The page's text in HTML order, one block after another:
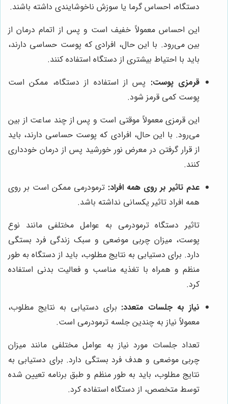
دستگاه، احساس گرما یا سوزش ناخوشایندی داشته باشند.
این احساس معمولاً خفیف است و پس از اتمام درمان از
بین می‌رود. با این حال، افرادی که پوست حساسی دارند،
باید با احتیاط بیشتری از دستگاه استفاده کنند.
قرمزی پوست: پس از استفاده از دستگاه، ممکن است
پوست کمی قرمز شود.
این قرمزی معمولاً موقتی است و پس از چند ساعت از بین
می‌رود. با این حال، افرادی که پوست حساسی دارند، باید
از قرار گرفتن در معرض نور خورشید پس از درمان خودداری
کنند.
عدم تاثیر بر روی همه افراد: ترمودرمی ممکن است بر روی
همه افراد تاثیر یکسانی نداشته باشد.
تاثیر دستگاه ترمودرمی به عوامل مختلفی مانند نوع
پوست، میزان چربی موضعی و سبک زندگی فرد بستگی
دارد. برای دستیابی به نتایج مطلوب، باید از دستگاه به طور
منظم و همراه با تغذیه مناسب و فعالیت بدنی استفاده
کرد.
نیاز به جلسات متعدد: برای دستیابی به نتایج مطلوب،
معمولاً نیاز به چندین جلسه ترمودرمی است.
تعداد جلسات مورد نیاز به عوامل مختلفی مانند میزان
چربی موضعی و هدف فرد بستگی دارد. برای دستیابی به
نتایج مطلوب، باید به طور منظم و طبق برنامه تعیین شده
توسط متخصص، از دستگاه استفاده کرد.